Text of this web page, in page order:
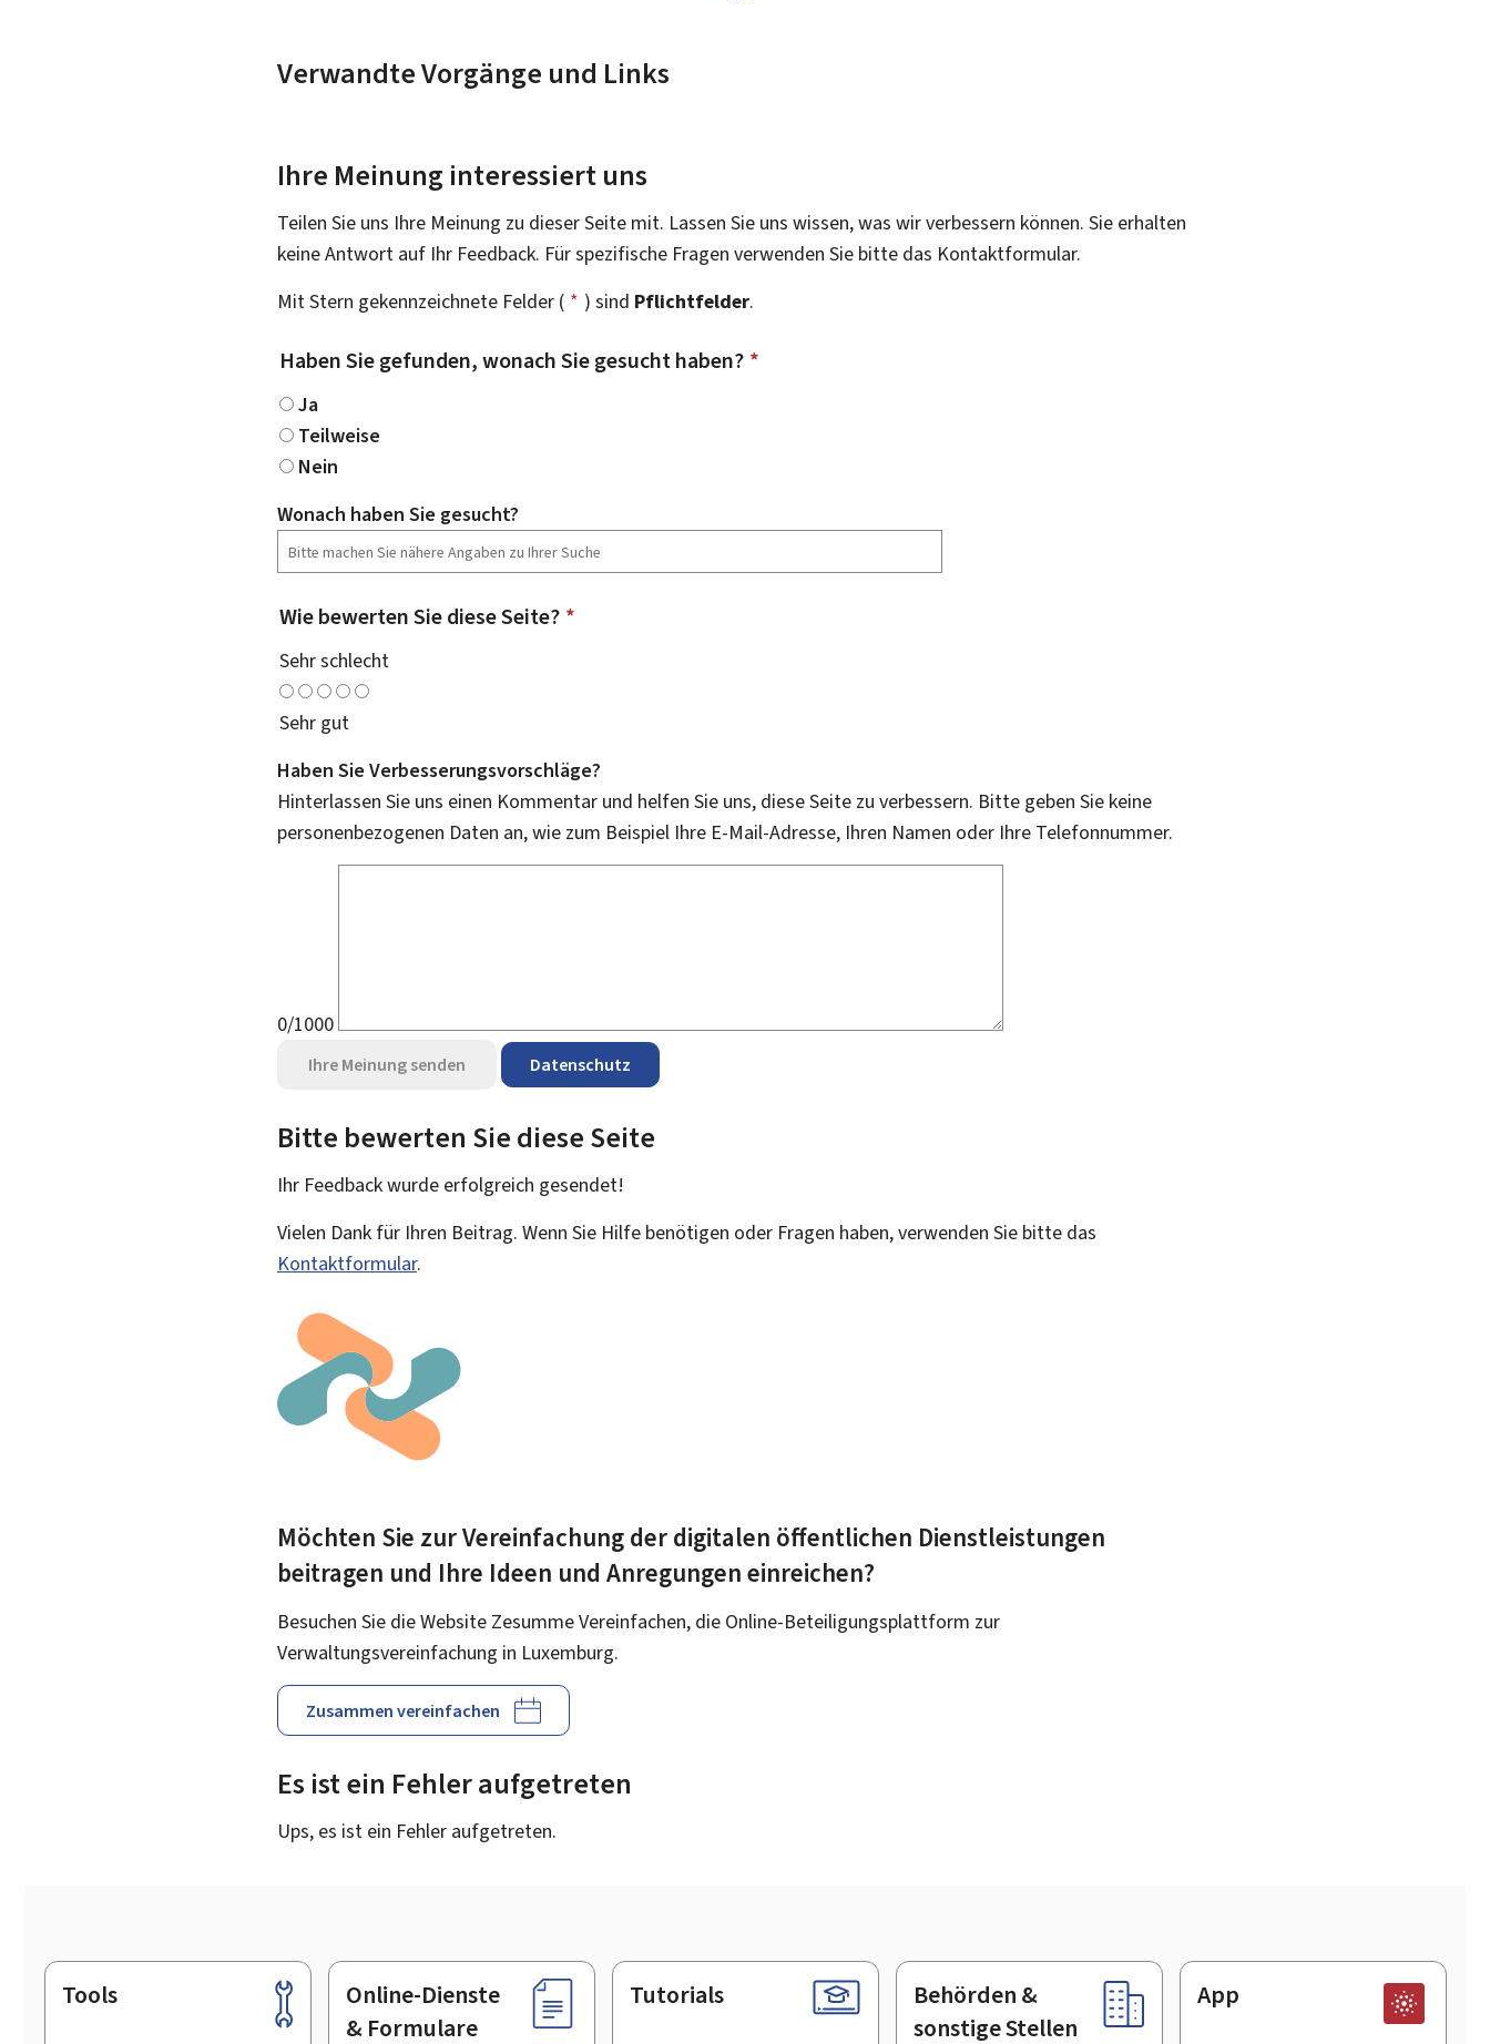
Verwandte Vorgänge und Links
Ihre Meinung interessiert uns
Teilen Sie uns Ihre Meinung zu dieser Seite mit. Lassen Sie uns wissen, was wir verbessern können. Sie erhalten
keine Antwort auf Ihr Feedback. Für spezifische Fragen verwenden Sie bitte das Kontaktformular.
Mit Stern gekennzeichnete Felder ( * ) sind Pflichtfelder.
Haben Sie gefunden, wonach Sie gesucht haben? *
Ja
Teilweise
Nein
Wonach haben Sie gesucht?
Wie bewerten Sie diese Seite? *
Sehr schlecht
Sehr gut
Haben Sie Verbesserungsvorschläge?
Hinterlassen Sie uns einen Kommentar und helfen Sie uns, diese Seite zu verbessern. Bitte geben Sie keine
personenbezogenen Daten an, wie zum Beispiel Ihre E-Mail-Adresse, Ihren Namen oder Ihre Telefonnummer.
0/1000
Ihre Meinung senden Datenschutz
Bitte bewerten Sie diese Seite
Ihr Feedback wurde erfolgreich gesendet!
Vielen Dank für Ihren Beitrag. Wenn Sie Hilfe benötigen oder Fragen haben, verwenden Sie bitte das
Kontaktformular.
Möchten Sie zur Vereinfachung der digitalen öffentlichen Dienstleistungen
beitragen und Ihre Ideen und Anregungen einreichen?
Besuchen Sie die Website Zesumme Vereinfachen, die Online-Beteiligungsplattform zur
Verwaltungsvereinfachung in Luxemburg.
Zusammen vereinfachen
Es ist ein Fehler aufgetreten
Ups, es ist ein Fehler aufgetreten.
Footer
Tools
Online-Dienste
& Formulare
Tutorials
Behörden &
sonstige Stellen
App